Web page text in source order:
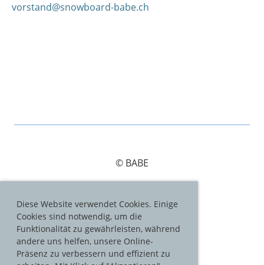
Diese Website verwendet Cookies. Einige
Cookies sind notwendig, um die
Funktionalität zu gewährleisten, während
andere uns helfen, unsere Online-
Präsenz zu verbessern und effizient zu
vorstand@snowboard-babe.ch
© BABE
Impressum
Datenschutz